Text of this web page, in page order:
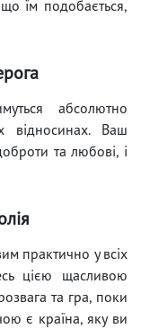
їм подобається,
абсолютно
відносинах. Ваш
та любові, і
практично у всіх
цією щасливою
та гра, поки
є країна, яку ви